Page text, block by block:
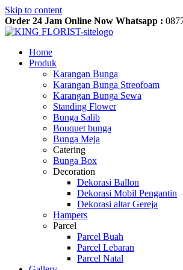
Skip to content
Order 24 Jam Online Now Whatsapp :
Home
Produk
Karangan Bunga
Karangan Bunga Streofoam
Karangan Bunga Sewa
Standing Flower
Bunga Salib
Bouquet bunga
Bunga Meja
Catering
Bunga Box
Decoration
Dekorasi Ballon
Dekorasi Mobil Pengantin
Dekorasi altar Gereja
Hampers
Parcel
Parcel Buah
Parcel Lebaran
Parcel Natal